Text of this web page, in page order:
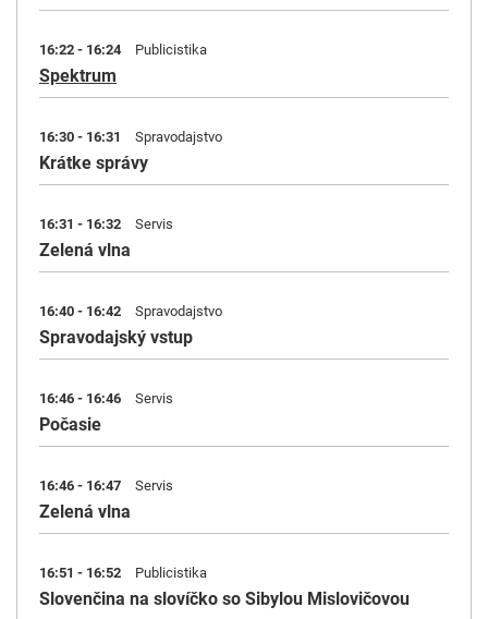
16:22 - 16:24 Publicistika
Spektrum
16:30 - 16:31 Spravodajstvo
Krátke správy
16:31 - 16:32 Servis
Zelená vlna
16:40 - 16:42 Spravodajstvo
Spravodajský vstup
16:46 - 16:46 Servis
Počasie
16:46 - 16:47 Servis
Zelená vlna
16:51 - 16:52 Publicistika
Slovenčina na slovíčko so Sibylou Mislovičovou